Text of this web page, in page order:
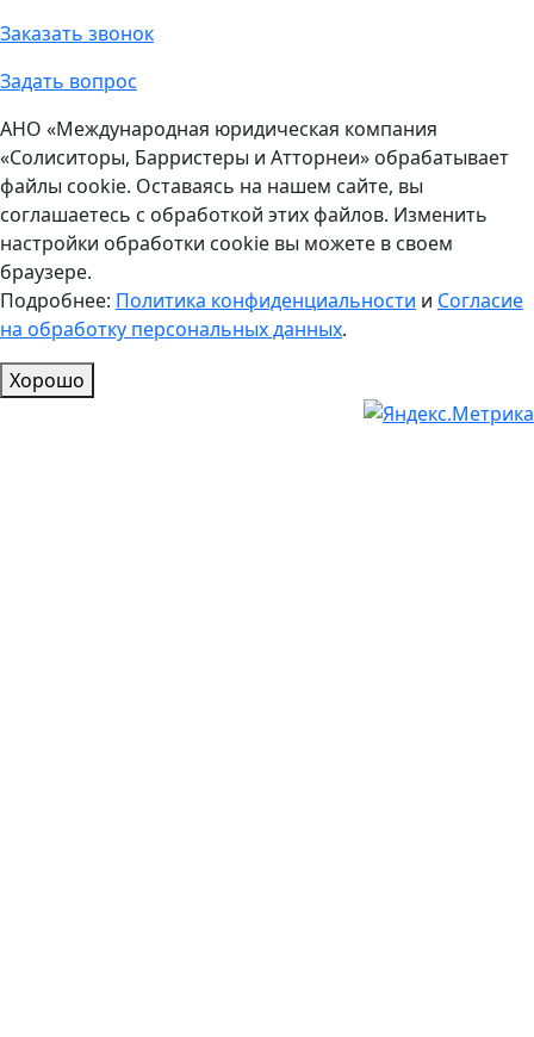
Заказать звонок
Задать вопрос
АНО «Международная юридическая компания
«Солиситоры, Барристеры и Атторнеи» обрабатывает
файлы cookie. Оставаясь на нашем сайте, вы
соглашаетесь с обработкой этих файлов. Изменить
настройки обработки cookie вы можете в своем
браузере.
Подробнее: Политика конфиденциальности и Согласие
на обработку персональных данных.
Хорошо